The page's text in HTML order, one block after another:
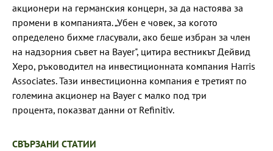
акционери на германския концерн, за да настоява за
промени в компанията. „Убен е човек, за когото
определено бихме гласували, ако беше избран за член
на надзорния съвет на Bayer", цитира вестникът Дейвид
Херо, ръководител на инвестиционната компания Harris
Associates. Тази инвестиционна компания е третият по
големина акционер на Bayer с малко под три
процента, показват данни от Refinitiv.
СВЪРЗАНИ СТАТИИ